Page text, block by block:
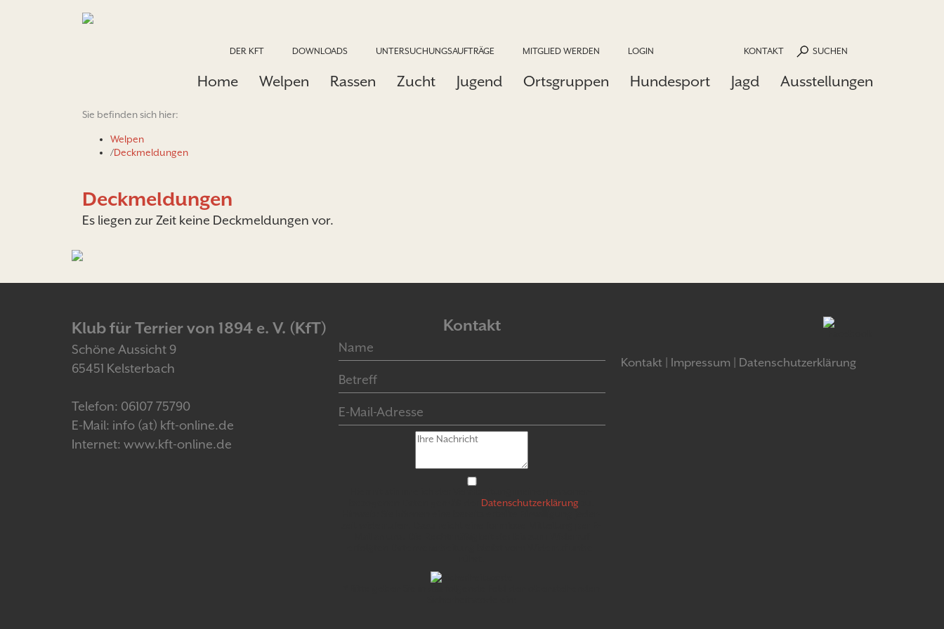
DER KFT DOWNLOADS UNTERSUCHUNGSAUFTRÄGE MITGLIED WERDEN LOGIN SUCHEN
KONTAKT
Home Welpen Rassen Zucht Jugend Ortsgruppen Hundesport Jagd Ausstellungen
Sie befinden sich hier:
Welpen
/Deckmeldungen
Deckmeldungen
Es liegen zur Zeit keine Deckmeldungen vor.
Klub für Terrier von 1894 e. V. (KfT)
Schöne Aussicht 9
65451 Kelsterbach
Telefon: 06107 75790
E-Mail: info (at) kft-online.de
Internet: www.kft-online.de
Kontakt
Daten­schutz­er­klär­ung
Kontakt Impressum Datenschutzerklärung